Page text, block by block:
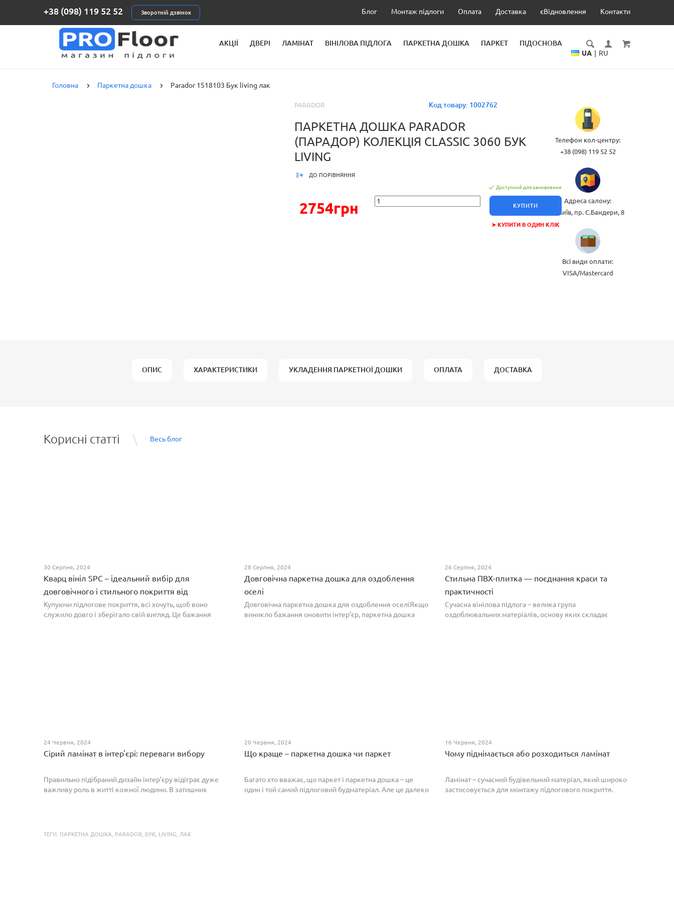
+38 (098) 119 52 52 Зворотній дзвінок Блог Монтаж підлоги Оплата Доставка єВідновлення Контакти
АКЦІЇ ДВЕРІ ЛАМІНАТ ВІНІЛОВА ПІДЛОГА ПАРКЕТНА ДОШКА ПАРКЕТ
ПІДОСНОВА
UA RU
Головна Паркетна дошка Parador 1518103 Бук living лак
Код товару: 1002762
PARADOR
ПАРКЕТНА ДОШКА PARADOR
(ПАРАДОР) КОЛЕКЦІЯ CLASSIC 3060 БУК
LIVING
ДО ПОРІВНЯННЯ
2754грн
Доступний для замовлення
КУПИТИ
➤ КУПИТИ В ОДИН КЛІК
Телефон кол-центру:
+38 (098) 119 52 52
Адреса салону:
м.Київ, пр. С.Бандери, 8
Всі види оплати:
VISA/Mastercard
ОПИС ХАРАКТЕРИСТИКИ УКЛАДЕННЯ ПАРКЕТНОЇ ДОШКИ ОПЛАТА ДОСТАВКА
Корисні статті Весь блог
30 Серпня, 2024
Кварц вініл SPC – ідеальний вибір для
довговічного і стильного покриття від
PROFLOOR
Купуючи підлогове покриття, всі хочуть, щоб воно
служило довго і зберігало свій вигляд. Це бажання
28 Серпня, 2024
Довговічна паркетна дошка для оздоблення
оселі
Довговічна паркетна дошка для оздоблення оселіЯкщо
виникло бажання оновити інтер’єр, паркетна дошка
26 Серпня, 2024
Стильна ПВХ-плитка — поєднання краси та
практичності
Сучасна вінілова підлога – велика група
оздоблювальних матеріалів, основу яких складає
24 Червня, 2024
Сірий ламінат в інтер'єрі: переваги вибору
Правильно підібраний дизайн інтер'єру відіграє дуже
важливу роль в житті кожної людини. В затишних
20 Червня, 2024
Що краще – паркетна дошка чи паркет
Багато хто вважає, що паркет і паркетна дошка – це
один і той самий підлоговий будматеріал. Але це далеко
16 Червня, 2024
Чому піднімається або розходиться ламінат
Ламінат – сучасний будівельний матеріал, який широко
застосовується для монтажу підлогового покриття.
ТЕГИ: ПАРКЕТНА ДОШКА PARADOR БУК LIVING ЛАК